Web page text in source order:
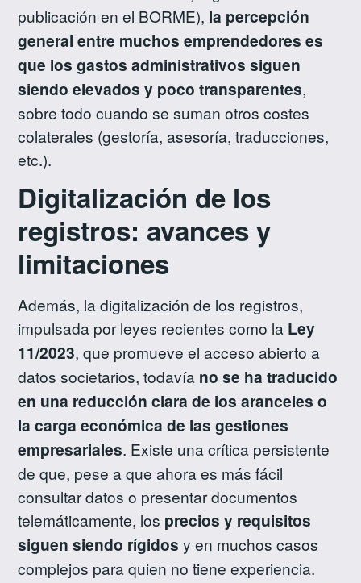
publicación en el BORME), la percepción
general entre muchos emprendedores es
que los gastos administrativos siguen
siendo elevados y poco transparentes,
sobre todo cuando se suman otros costes
colaterales (gestoría, asesoría, traducciones,
etc.).
Digitalización de los
registros: avances y
limitaciones
Además, la digitalización de los registros,
impulsada por leyes recientes como la Ley
11/2023, que promueve el acceso abierto a
datos societarios, todavía no se ha traducido
en una reducción clara de los aranceles o
la carga económica de las gestiones
empresariales. Existe una crítica persistente
de que, pese a que ahora es más fácil
consultar datos o presentar documentos
telemáticamente, los precios y requisitos
siguen siendo rígidos y en muchos casos
complejos para quien no tiene experiencia.